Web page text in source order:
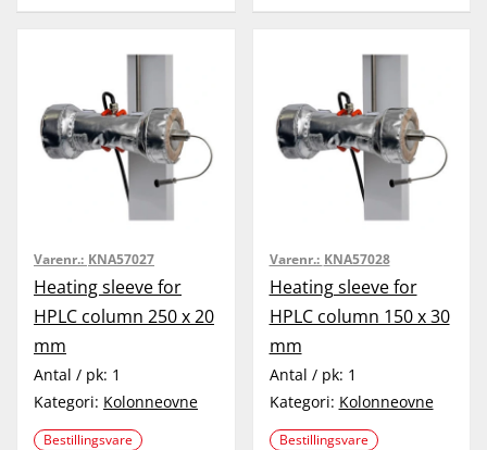
Varenr.: KNA57027
Heating sleeve for
HPLC column 250 x 20
mm
Antal / pk: 1
Kategori: Kolonneovne
Bestillingsvare
Varenr.: KNA57028
Heating sleeve for
HPLC column 150 x 30
mm
Antal / pk: 1
Kategori: Kolonneovne
Bestillingsvare